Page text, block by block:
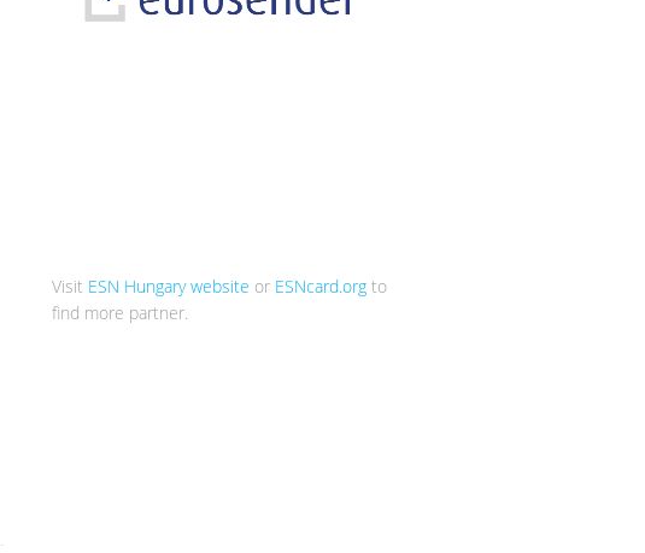
Visit ESN Hungary website or ESNcard.org to
find more partner.